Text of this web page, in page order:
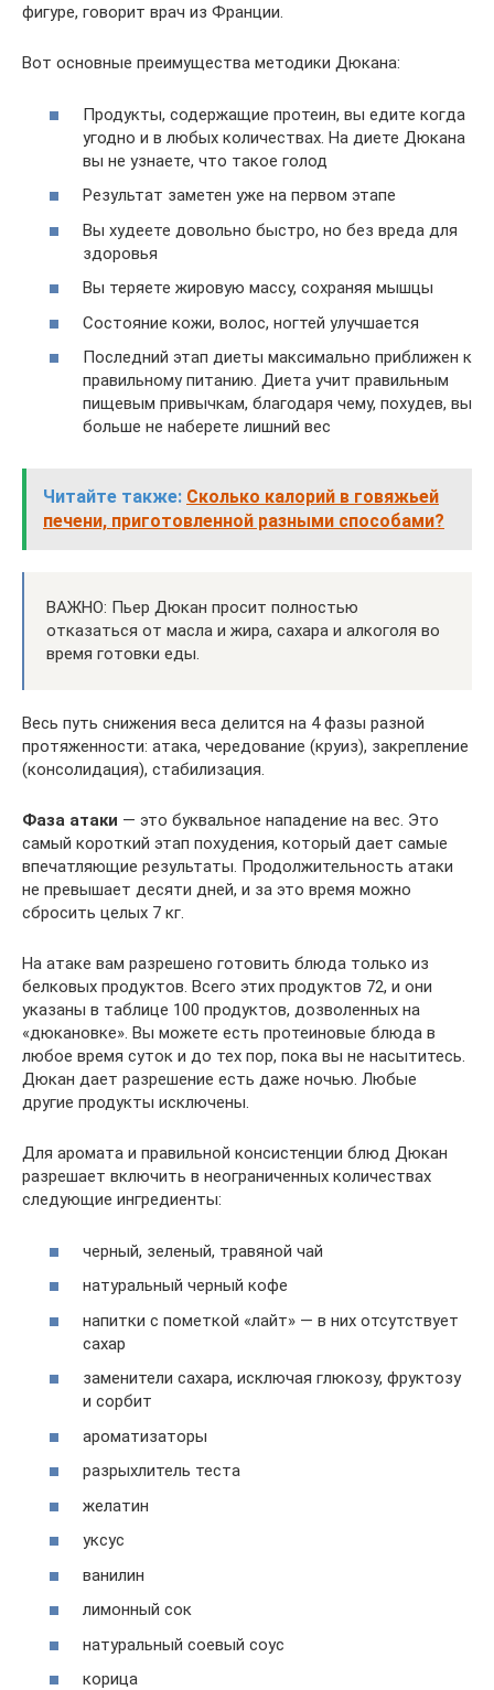
фигуре, говорит врач из Франции.
Вот основные преимущества методики Дюкана:
Продукты, содержащие протеин, вы едите когда
угодно и в любых количествах. На диете Дюкана
вы не узнаете, что такое голод
Результат заметен уже на первом этапе
Вы худеете довольно быстро, но без вреда для
здоровья
Вы теряете жировую массу, сохраняя мышцы
Состояние кожи, волос, ногтей улучшается
Последний этап диеты максимально приближен к
правильному питанию. Диета учит правильным
пищевым привычкам, благодаря чему, похудев, вы
больше не наберете лишний вес
Читайте также: Сколько калорий в говяжьей
печени, приготовленной разными способами?
ВАЖНО: Пьер Дюкан просит полностью
отказаться от масла и жира, сахара и алкоголя во
время готовки еды.
Весь путь снижения веса делится на 4 фазы разной
протяженности: атака, чередование (круиз), закрепление
(консолидация), стабилизация.
Фаза атаки — это буквальное нападение на вес. Это
самый короткий этап похудения, который дает самые
впечатляющие результаты. Продолжительность атаки
не превышает десяти дней, и за это время можно
сбросить целых 7 кг.
На атаке вам разрешено готовить блюда только из
белковых продуктов. Всего этих продуктов 72, и они
указаны в таблице 100 продуктов, дозволенных на
«дюкановке». Вы можете есть протеиновые блюда в
любое время суток и до тех пор, пока вы не насытитесь.
Дюкан дает разрешение есть даже ночью. Любые
другие продукты исключены.
Для аромата и правильной консистенции блюд Дюкан
разрешает включить в неограниченных количествах
следующие ингредиенты:
черный, зеленый, травяной чай
натуральный черный кофе
напитки с пометкой «лайт» — в них отсутствует
сахар
заменители сахара, исключая глюкозу, фруктозу
и сорбит
ароматизаторы
разрыхлитель теста
желатин
уксус
ванилин
лимонный сок
натуральный соевый соус
корица